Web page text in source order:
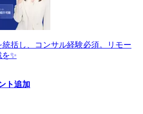
括し、コンサル経験必須。リモー
✨
ト追加